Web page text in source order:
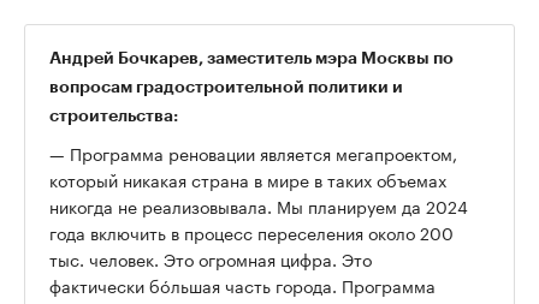
Андрей Бочкарев, заместитель мэра Москвы по
вопросам градостроительной политики и
строительства:
— Программа реновации является мегапроектом,
который никакая страна в мире в таких объемах
никогда не реализовывала. Мы планируем да 2024
года включить в процесс переселения около 200
тыс. человек. Это огромная цифра. Это
фактически бóльшая часть города. Программа